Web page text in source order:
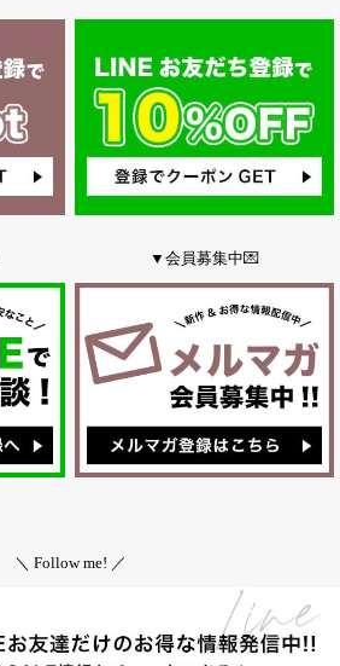
▼会員募集中💌
＼ Follow me! ／